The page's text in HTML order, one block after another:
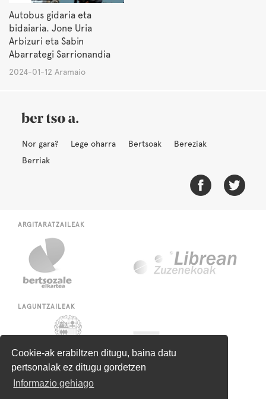
Cookie-ak erabiltzen ditugu, baina datu
pertsonalak ez ditugu gordetzen
Informazio gehiago
Autobus gidaria eta
bidaiaria. Jone Uria
Arbizuri eta Sabin
Abarrategi Sarrionandia
2024-01-12 Aramaio
Nor gara? Lege oharra Bertsoak
Bereziak
Berriak
ARGITARATZAILEAK
LAGUNTZAILEAK